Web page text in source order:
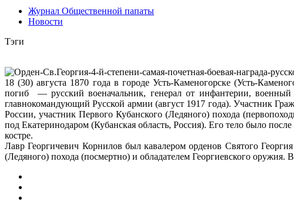
Журнал Общественной папаты
Новости
Тэги
18 (30) августа 1870 года в городе Усть-Каменогорске (Усть-
погиб — русский военачальник, генерал от инфантерии, военный
главнокомандующий Русской армии (август 1917 года). Участник
России, участник Первого Кубанского (Ледяного) похода
под Екатеринодаром (Кубанская область, Россия). Его тело было
костре.
Лавр Георгичевич Корнилов был кавалером орденов Святого
(Ледяного) похода (посмертно) и обладателем Георгиевского оружия.